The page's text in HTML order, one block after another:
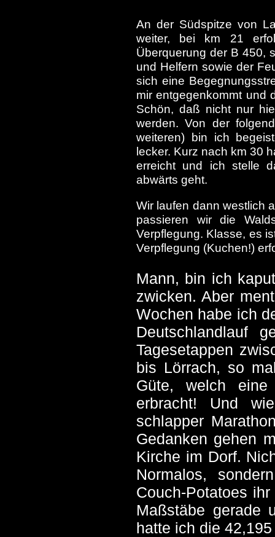
An der Südspitze von
weiter, bei km 21
Überquerung der B 450,
und Helfern sowie der
sich eine
mir entgegenkommt und
Schön, daß nicht nur
werden. Von der
weiteren) bin ich
lecker. Kurz nach km 30
erreicht und ich stelle
abwärts geht.
Wir laufen dann westlich
passieren wir die
Verpflegung. Klasse, es
Verpflegung (Kuchen!)
Mann, bin ich
zwicken. Aber
Wochen habe ich
Deutschlandlauf
Tagesetappen
bis Lörrach, so
Güte, welch eine
erbracht! Und
schlapper
Gedanken gehen
Kirche im Dorf.
Normalos,
Couch-Potatoes
Maßstäbe gerade
hatte ich die